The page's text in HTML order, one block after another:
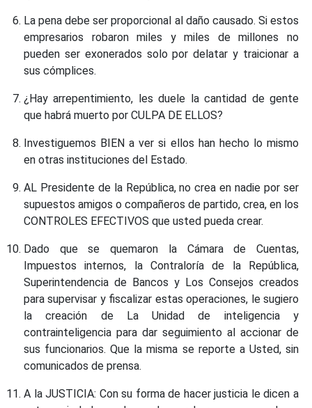
La pena debe ser proporcional al daño causado. Si estos
empresarios robaron miles y miles de millones no
pueden ser exonerados solo por delatar y traicionar a
sus cómplices.
¿Hay arrepentimiento, les duele la cantidad de gente
que habrá muerto por CULPA DE ELLOS?
Investiguemos BIEN a ver si ellos han hecho lo mismo
en otras instituciones del Estado.
AL Presidente de la República, no crea en nadie por ser
supuestos amigos o compañeros de partido, crea, en los
CONTROLES EFECTIVOS que usted pueda crear.
Dado que se quemaron la Cámara de Cuentas,
Impuestos internos, la Contraloría de la República,
Superintendencia de Bancos y Los Consejos creados
para supervisar y fiscalizar estas operaciones, le sugiero
la creación de La Unidad de inteligencia y
contrainteligencia para dar seguimiento al accionar de
sus funcionarios. Que la misma se reporte a Usted, sin
comunicados de prensa.
A la JUSTICIA: Con su forma de hacer justicia le dicen a